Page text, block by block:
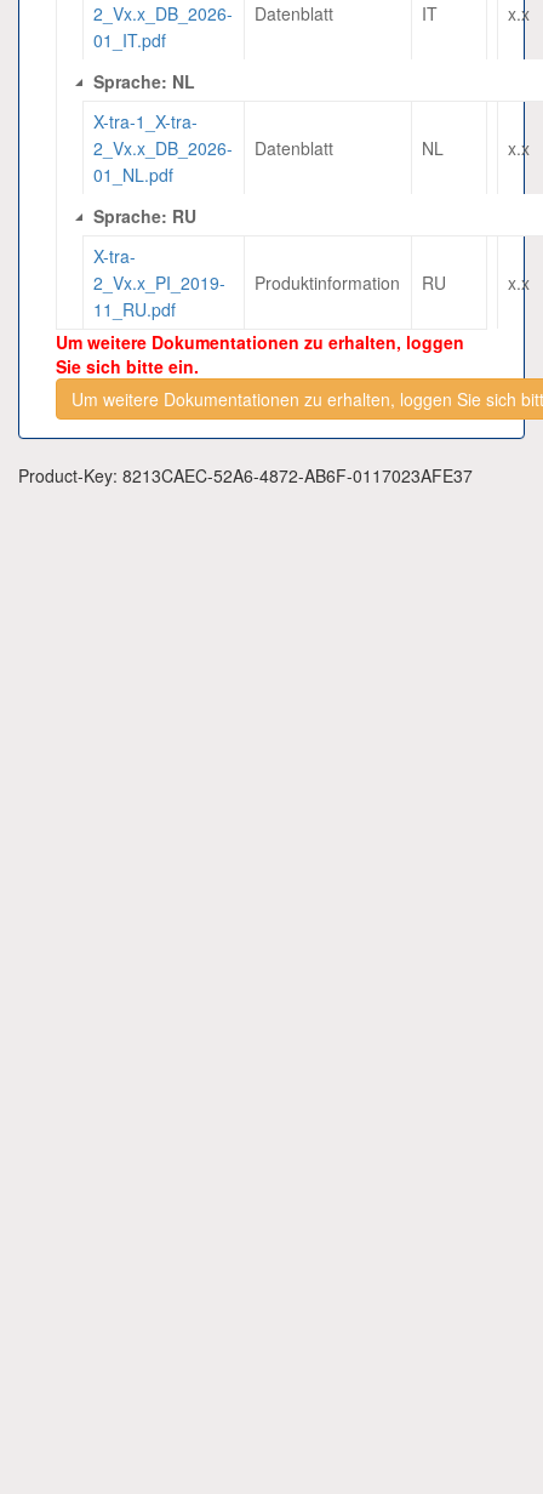
2_Vx.x_DB_2026-
01_IT.pdf
Datenblatt IT x.x
Sprache: NL
X-tra-1_X-tra-
2_Vx.x_DB_2026-
01_NL.pdf
Datenblatt NL x.x
Sprache: RU
X-tra-
2_Vx.x_PI_2019-
11_RU.pdf
Produktinformation RU x.x
Um weitere Dokumentationen zu erhalten, loggen
Sie sich bitte ein.
Um weitere Dokumentationen zu erhalten, loggen Sie sich
Product-Key: 8213CAEC-52A6-4872-AB6F-0117023AFE37